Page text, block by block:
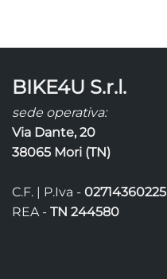
BIKE4U S.r.l.
sede operativa:
Via Dante, 20
38065 Mori (TN)
C.F. | P.Iva - 02714360225
REA - TN 244580